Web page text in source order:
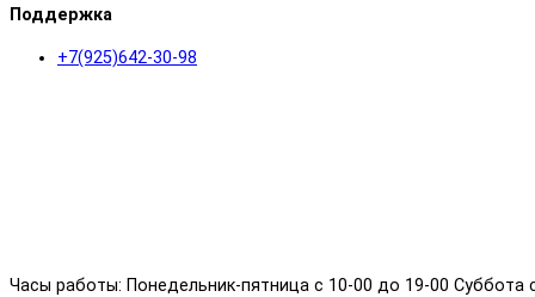
Поддержка
+7(925)642-30-98
Часы работы: Понедельник-пятница с 10-00 до 19-00 Суббота